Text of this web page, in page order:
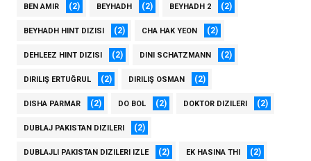
BEN AMIR (2) BEYHADH (2) BEYHADH 2 (2)
BEYHADH HINT DIZISI (2) CHA HAK YEON (2)
DEHLEEZ HINT DIZISI (2) DINI SCHATZMANN (2)
DIRILIŞ ERTUĞRUL (2) DIRILIŞ OSMAN (2)
DISHA PARMAR (2) DO BOL (2) DOKTOR DIZILERI (2)
DUBLAJ PAKISTAN DIZILERI (2)
DUBLAJLI PAKISTAN DIZILERI IZLE (2) EK HASINA THI (2)